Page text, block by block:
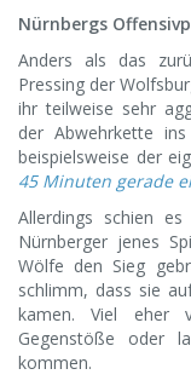
Nürnbergs
Anders als das
Pressing der
ihr teilweise sehr
der Abwehrkette
beispielsweise der
45 Minuten gerade
Allerdings schien
Nürnberger jenes
Wölfe den Sieg
schlimm, dass sie
kamen. Viel eher
Gegenstöße oder
kommen.